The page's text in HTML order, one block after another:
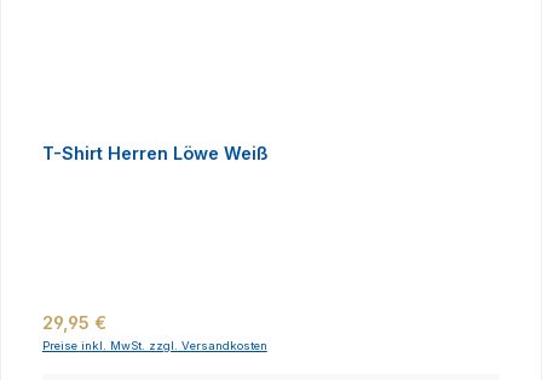
T-Shirt Herren Löwe Weiß
Regulärer Preis:
29,95 €
Preise inkl. MwSt. zzgl. Versandkosten